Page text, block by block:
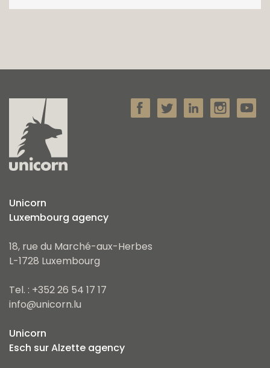
Unicorn
Luxembourg agency
18, rue du Marché-aux-Herbes
L-1728 Luxembourg
Tel. : +352 26 54 17 17
info@unicorn.lu
Unicorn
Esch sur Alzette agency